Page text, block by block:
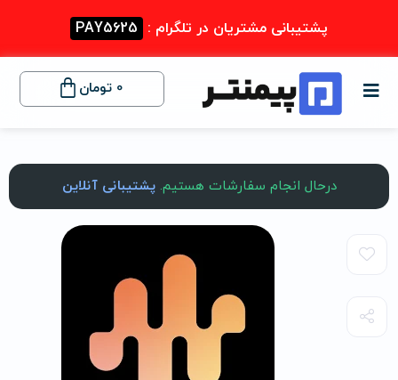
پشتیبانی مشتریان در تلگرام : PAY5625
0 تومان
درحال انجام سفارشات هستیم.پشتیبانی آنلاین